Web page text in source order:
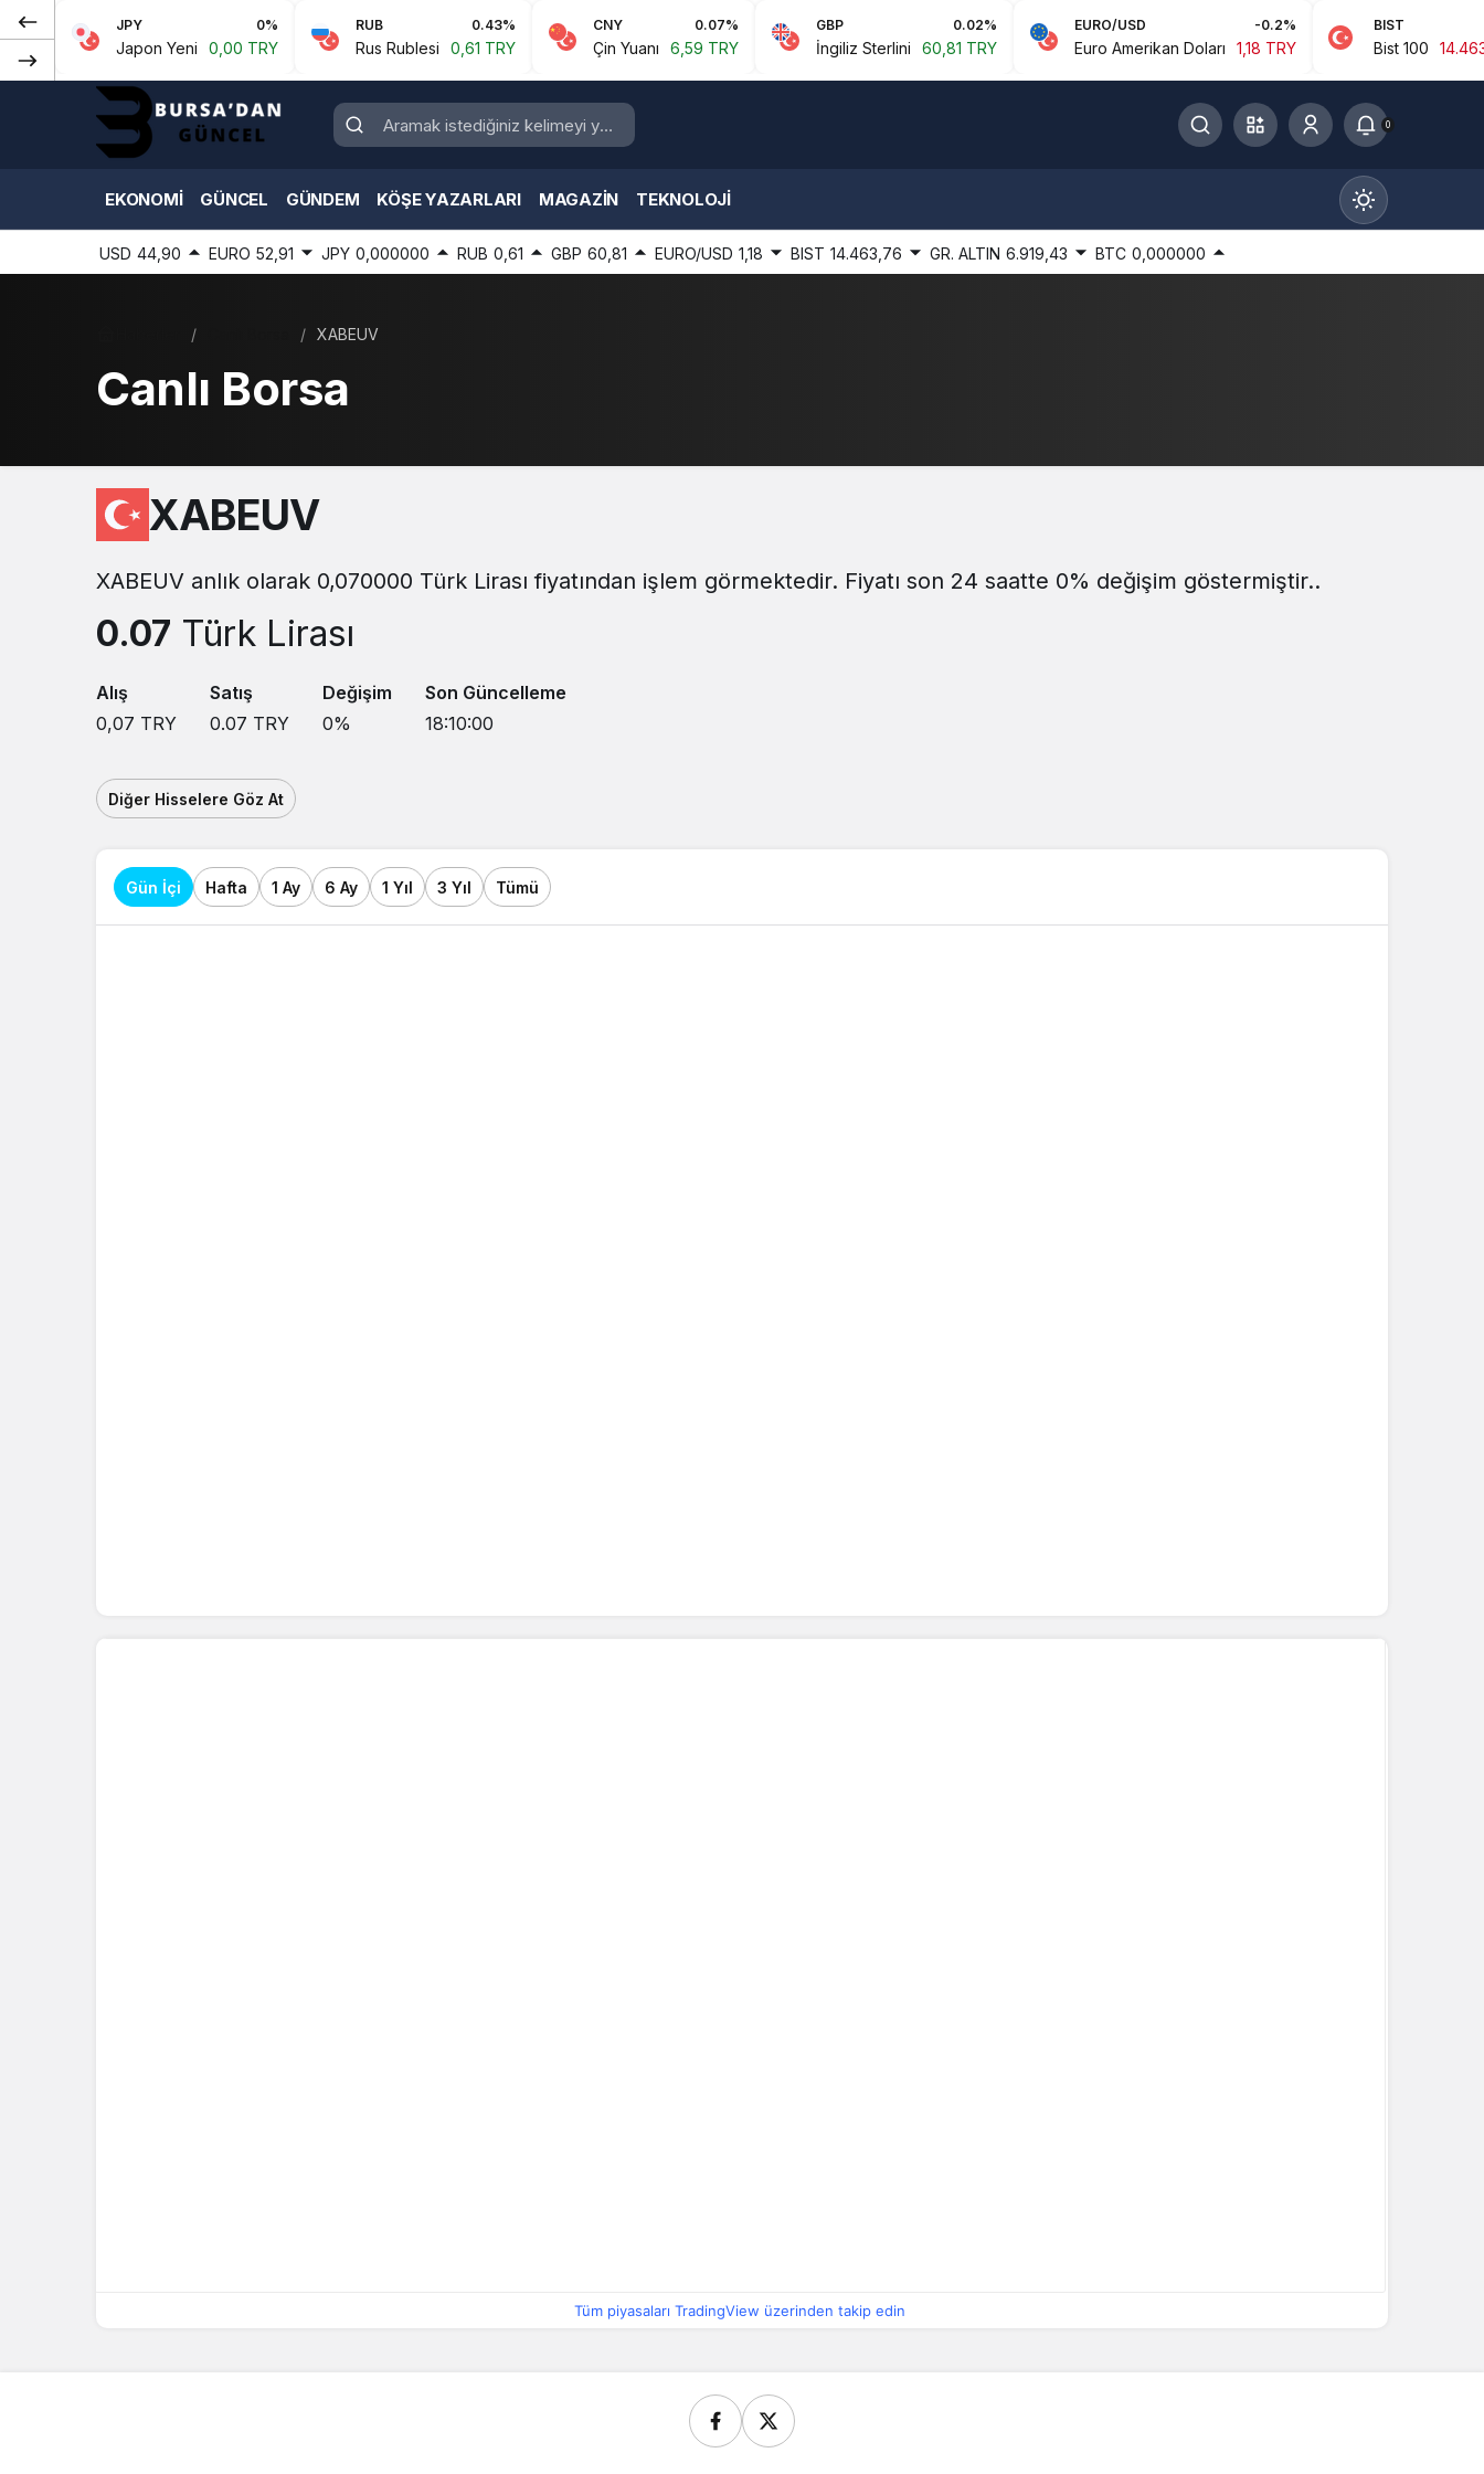
JPY
Japon Yeni 0,00 TRY
RUB 0.43%
Rus Rublesi 0,61 TRY
CNY 0.07%
Çin Yuanı 6,59 TRY
GBP 0.02%
İngiliz Sterlini 60,81 TRY
EURO/USD -0.2%
Euro Amerikan Doları 1,18 TRY
BIST
Bist 100 14.463,76
0
EKONOMI GÜNCEL GÜNDEM KÖŞE YAZARLARI MAGAZIN TEKNOLOJI
Gece Modu
Sistem modunu seçin.
USD 44,90 EURO 52,91 JPY 0,000000 RUB 0,61 GBP 60,81 EURO/USD 1,18 BIST 14.463,76 GR. ALTIN 6.919,43 BTC 0,000000
XABEUV
Canlı Borsa
XABEUV
XABEUV anlık olarak 0,070000 Türk Lirası fiyatından işlem görmektedir. Fiyatı son 24 saatte 0% değişim göstermiştir..
0.07 Türk Lirası
Alış
0,07 TRY
Satış
0.07 TRY
Değişim
0%
Son Güncelleme
18:10:00
Diğer Hisselere Göz At
Gün İçi Hafta 1 Ay 6 Ay 1 Yıl 3 Yıl Tümü
Tüm piyasaları TradingView üzerinden takip edin